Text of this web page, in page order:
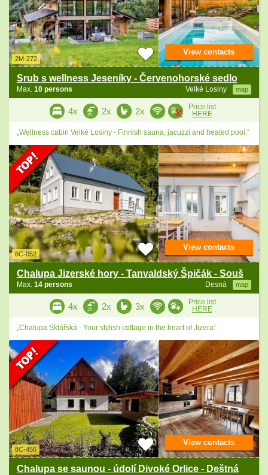
2M-272
Srub s wellness Jeseníky - Červenohorské sedlo
Velké Losiny map
Max. 10 persons
View contacts
4x 2x 2x
Price list
HERE
„Wellness cabin Velké Losiny - Finnish sauna, jacuzzi and heated pool.“
6C-052
Chalupa Jizerské hory - Tanvaldský Špičák - Souš
Desná map
Max. 14 persons
View contacts
4x 2x 3x
Price list
HERE
„Chalupa Sklářská - Your stylish cottage in the heart of Jizera“
8C-456
Chalupa se saunou - údolí Divoké Orlice - Deštná
View contacts